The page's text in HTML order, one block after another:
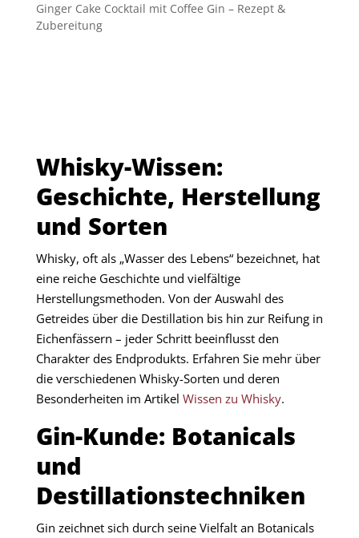
Ginger Cake Cocktail mit Coffee Gin – Rezept &
Zubereitung
Whisky-Wissen:
Geschichte, Herstellung
und Sorten
Whisky, oft als „Wasser des Lebens“ bezeichnet, hat
eine reiche Geschichte und vielfältige
Herstellungsmethoden. Von der Auswahl des
Getreides über die Destillation bis hin zur Reifung in
Eichenfässern – jeder Schritt beeinflusst den
Charakter des Endprodukts. Erfahren Sie mehr über
die verschiedenen Whisky-Sorten und deren
Besonderheiten im Artikel Wissen zu Whisky.​
Gin-Kunde: Botanicals
und
Destillationstechniken
Gin zeichnet sich durch seine Vielfalt an Botanicals